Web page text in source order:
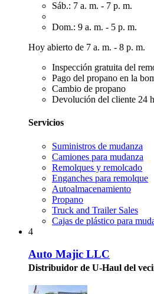
Sáb.: 7 a. m. - 7 p. m.
Dom.: 9 a. m. - 5 p. m.
Hoy abierto de 7 a. m. - 8 p. m.
Inspección gratuita del
Pago del propano en la
Cambio de propano
Devolución del cliente 24
Servicios
Suministros de mudanza
Camiones para mudanza
Remolques y remolcado
Enganches para remolque
Autoalmacenamiento
Propano
Truck and Trailer Sales
Cajas de plástico para
4
Auto Majic LLC
Distribuidor de U-Haul del